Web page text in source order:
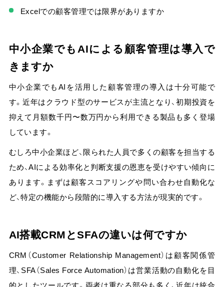
Excelでの顧客管理では限界がありますか
中小企業でもAIによる顧客管理は導入で
きますか
中小企業でもAIを活用した顧客管理の導入は十分可能で
す。近年はクラウド型のサービスが主流となり、初期投資を
抑えて月額数千円〜数万円から利用できる製品も多く登場
しています。
むしろ中小企業ほど、限られた人員で多くの顧客を担当する
ため、AIによる効率化と判断支援の恩恵を受けやすい傾向に
ありま す。まずは顧客スコアリングや問い合わせ自動化な
ど、特定の機能から段階的に導入する方法が現実的です。
AI搭載CRMとSFAの違いは何ですか
CRM（Customer Relationship Management）は 顧客関係管
理、SFA（Sales Force Automation）は営業活動の自動化を目
的としたツールです。両者は重なる部分も多く、近年は統合